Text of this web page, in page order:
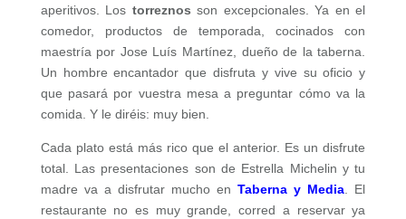
aperitivos. Los torreznos son excepcionales. Ya en el
comedor, productos de temporada, cocinados con
maestría por Jose Luís Martínez, dueño de la taberna.
Un hombre encantador que disfruta y vive su oficio y
que pasará por vuestra mesa a preguntar cómo va la
comida. Y le diréis: muy bien.
Cada plato está más rico que el anterior. Es un disfrute
total. Las presentaciones son de Estrella Michelin y tu
madre va a disfrutar mucho enTaberna y Media. El
restaurante no es muy grande, corred a reservar ya